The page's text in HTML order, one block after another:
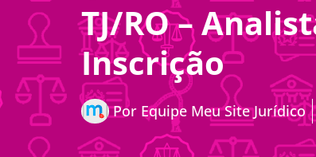
TJ/RO –
Inscrição
Por Equipe Meu Site Jurídico